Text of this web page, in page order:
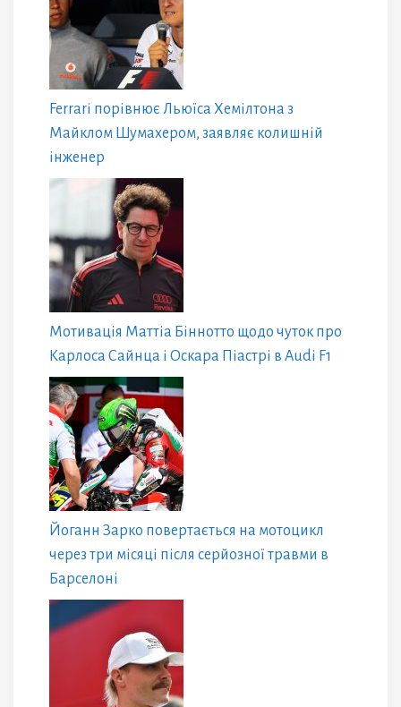
Ferrari порівнює Льюїса Хемілтона з
Майклом Шумахером, заявляє колишній
інженер
Мотивація Маттіа Біннотто щодо чуток про
Карлоса Сайнца і Оскара Піастрі в Audi F1
Йоганн Зарко повертається на мотоцикл
через три місяці після серйозної травми в
Барселоні